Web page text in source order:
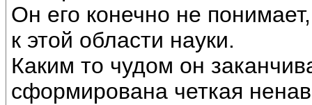
Он его конечно не
к этой области науки.
Каким то чудом он
сформирована четкая